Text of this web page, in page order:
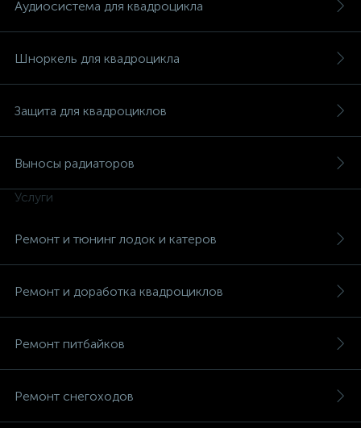
Аудиосистема для квадроцикла
Шноркель для квадроцикла
Защита для квадроциклов
Выносы радиаторов
Услуги
Ремонт и тюнинг лодок и катеров
Ремонт и доработка квадроциклов
Ремонт питбайков
Ремонт снегоходов